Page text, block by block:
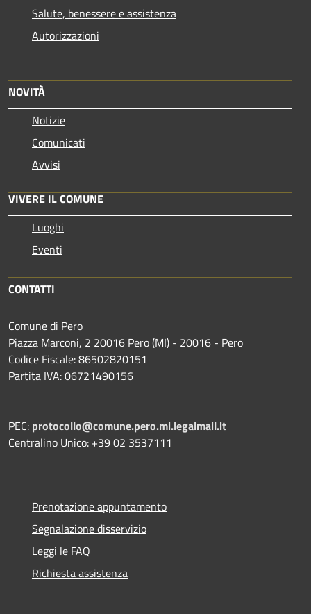
Salute, benessere e assistenza
Autorizzazioni
NOVITÀ
Notizie
Comunicati
Avvisi
VIVERE IL COMUNE
Luoghi
Eventi
CONTATTI
Comune di Pero
Piazza Marconi, 2 20016 Pero (MI) - 20016 - Pero
Codice Fiscale: 86502820151
Partita IVA: 06721490156
PEC: protocollo@comune.pero.mi.legalmail.it
Centralino Unico: +39 02 3537111
Prenotazione appuntamento
Segnalazione disservizio
Leggi le FAQ
Richiesta assistenza